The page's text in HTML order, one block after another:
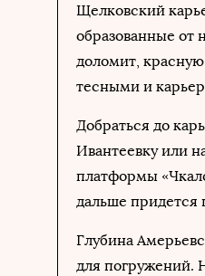
Щелковский
образованные от
доломит, красную
тесными и
Добраться до
Ивантеевку или
платформы
дальше придется
Глубина
для погружений.